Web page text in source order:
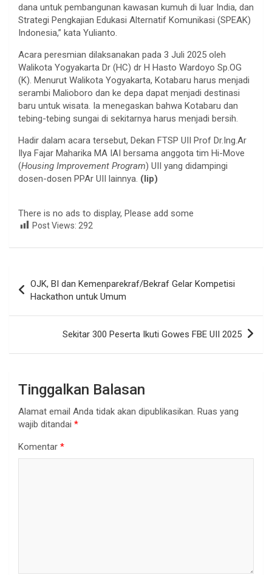
dana untuk pembangunan kawasan kumuh di luar India, dan
Strategi Pengkajian Edukasi Alternatif Komunikasi (SPEAK)
Indonesia,” kata Yulianto.
Acara peresmian dilaksanakan pada 3 Juli 2025 oleh
Walikota Yogyakarta Dr (HC) dr H Hasto Wardoyo Sp.OG
(K). Menurut Walikota Yogyakarta, Kotabaru harus menjadi
serambi Malioboro dan ke depa dapat menjadi destinasi
baru untuk wisata. Ia menegaskan bahwa Kotabaru dan
tebing-tebing sungai di sekitarnya harus menjadi bersih.
Hadir dalam acara tersebut, Dekan FTSP UII Prof Dr.Ing.Ar
Ilya Fajar Maharika MA IAI bersama anggota tim Hi-Move
(Housing Improvement Program) UII yang didampingi
dosen-dosen PPAr UII lainnya. (lip)
There is no ads to display, Please add some
Post Views: 292
pos
OJK, BI dan Kemenparekraf/Bekraf Gelar Kompetisi
Hackathon untuk Umum
Sekitar 300 Peserta Ikuti Gowes FBE UII 2025
Tinggalkan Balasan
Alamat email Anda tidak akan dipublikasikan. Ruas yang
wajib ditandai *
Komentar *